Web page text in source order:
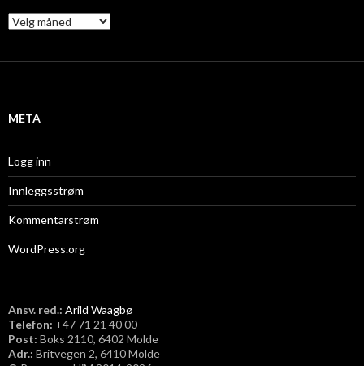
A
r
i
META
Logg inn
Innleggsstrøm
Kommentarstrøm
WordPress.org
Ansv. red.: Arild Waagbø
Telefon: ​+47 71 21 40 00
Post: Boks 2110, 6402 Molde
Adr.: Britvegen 2, 6410 Molde